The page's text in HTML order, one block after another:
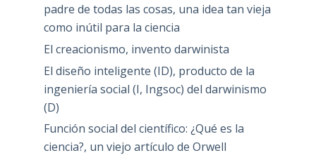
padre de todas las cosas, una idea tan vieja
como inútil para la ciencia
El creacionismo, invento darwinista
El diseño inteligente (ID), producto de la
ingeniería social (I, Ingsoc) del darwinismo
(D)
Función social del científico: ¿Qué es la
ciencia?, un viejo artículo de Orwell